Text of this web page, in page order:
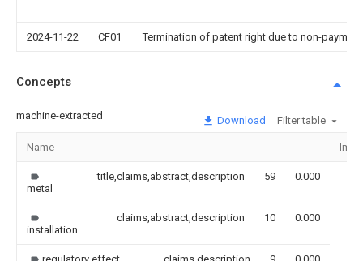
2024-11-22 CF01 Termination of patent right due to non-
Concepts
machine-extracted Download Filter table
Name
metal
title,claims,abstract,description 59 0.000
installation
claims,abstract,description 10 0.000